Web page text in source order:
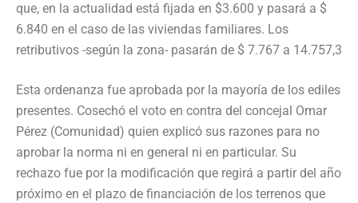
que, en la actualidad está fijada en $3.600 y pasará a $
6.840 en el caso de las viviendas familiares. Los
retributivos -según la zona- pasarán de $ 7.767 a 14.757,3
Esta ordenanza fue aprobada por la mayoría de los ediles
presentes. Cosechó el voto en contra del concejal Omar
Pérez (Comunidad) quien explicó sus razones para no
aprobar la norma ni en general ni en particular. Su
rechazo fue por la modificación que regirá a partir del año
próximo en el plazo de financiación de los terrenos que